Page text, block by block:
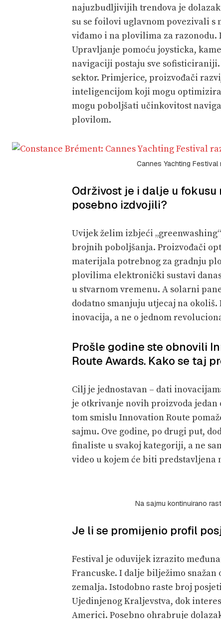
najuzbudljivijih trendova je
su se foilovi uglavnom povezivali s
viđamo i na plovilima za razonodu.
Upravljanje pomoću joysticka,
navigaciji postaju sve
sektor. Primjerice, proizvođači
inteligencijom koji mogu
mogu poboljšati učinkovitost
plovilom.
Cannes Yachting
Održivost je i dalje u
posebno izdvojili?
Uvijek želim izbjeći
brojnih poboljšanja. Proizvođači
materijala potrebnog za gradnju
plovilima elektronički sustavi
u stvarnom vremenu. A solarni
dodatno smanjuju utjecaj na
inovacija, a ne o jednom
Prošle godine ste obnovili
Route Awards. Kako se taj
Cilj je jednostavan – dati
je otkrivanje novih proizvoda jedan
tom smislu Innovation Route
sajmu. Ove godine, po drugi put,
finaliste u svakoj kategoriji, a ne
video u kojem će biti predstavljena
Na sajmu kontinuirano
Je li se promijenio profil
Festival je oduvijek izrazito
Francuske. I dalje bilježimo
zemalja. Istodobno raste broj
Ujedinjenog Kraljevstva, dok
Americi. Posebno ohrabruje